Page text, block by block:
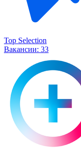
Top Selection
Вакансии: 33